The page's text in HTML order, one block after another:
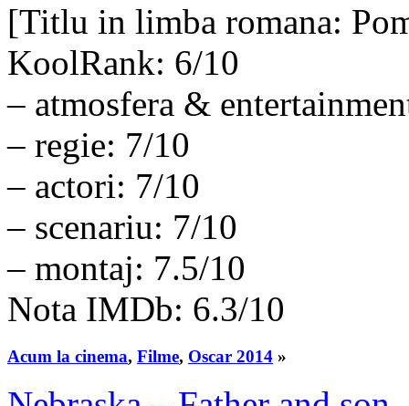
[Titlu in limba romana:
KoolRank: 6/10
– atmosfera &
– regie: 7/10
– actori: 7/10
– scenariu: 7/10
– montaj: 7.5/10
Nota IMDb: 6.3/10
Acum la cinema, Filme, Oscar 2014 »